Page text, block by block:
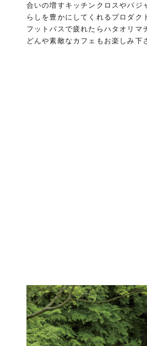
合いの増すキッチンクロスやパジ
らしを豊かにしてくれるプロダク
フットパスで疲れたらハタオリマ
どんや素敵なカフェもお楽しみ下